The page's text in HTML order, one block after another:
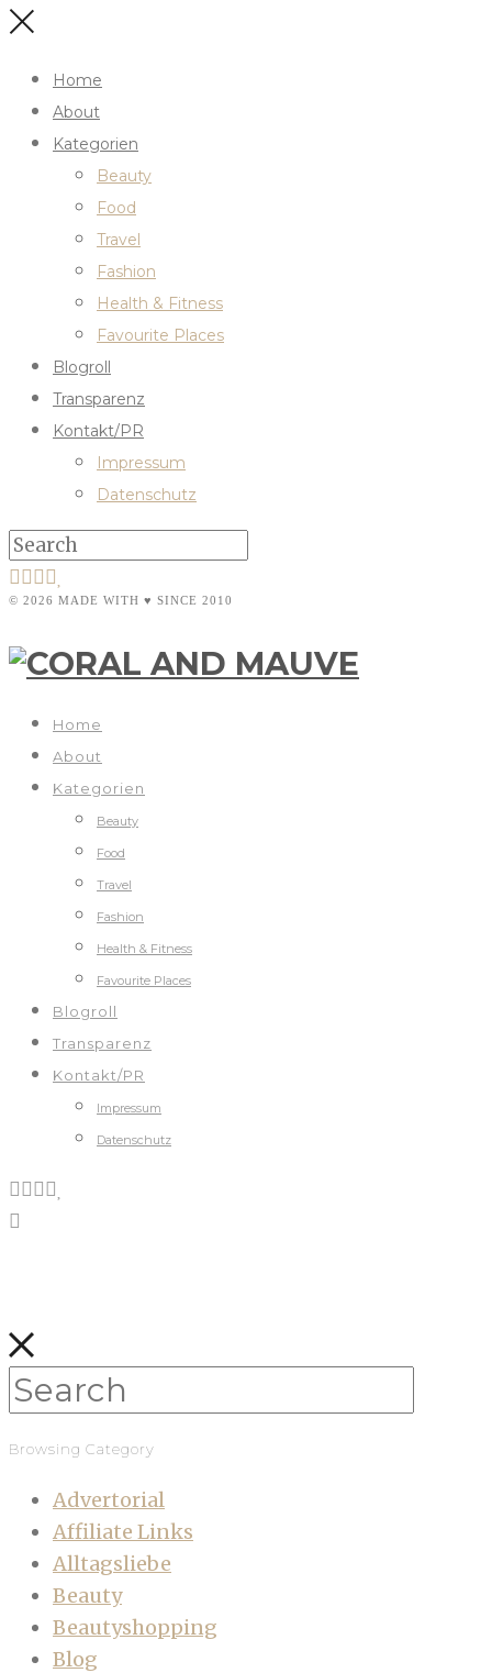
Home
About
Kategorien
Beauty
Food
Travel
Fashion
Health & Fitness
Favourite Places
Blogroll
Transparenz
Kontakt/PR
Impressum
Datenschutz
© 2026 MADE WITH ♥ SINCE 2010
Home
About
Kategorien
Beauty
Food
Travel
Fashion
Health & Fitness
Favourite Places
Blogroll
Transparenz
Kontakt/PR
Impressum
Datenschutz
Browsing Category
Advertorial
Affiliate Links
Alltagsliebe
Beauty
Beautyshopping
Blog